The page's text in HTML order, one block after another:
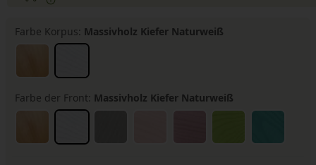
Farbe Korpus: Massivholz Kiefer Naturweiß
Farbe der Front: Massivholz Kiefer Naturweiß